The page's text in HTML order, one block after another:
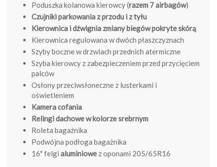
Poduszka kolanowa kierowcy (razem 7 airbagów)
Czujniki parkowania z przodu i z tyłu
Kierownica i dźwignia zmiany biegów pokryte skórą
Kierownica regulowana w dwóch płaszczyznach
Szyby boczne w drzwiach przednich atermiczne
Szyba kierowcy z zabezpieczeniem przed przycięciem
palców
Osłony przeciwsłoneczne z lusterkami i
oświetleniem
Kamera cofania
Relingi dachowe w kolorze srebrnym
Roleta bagażnika
Podwójna podłoga bagażnika
16" felgi aluminiowe z oponami 205/65R16